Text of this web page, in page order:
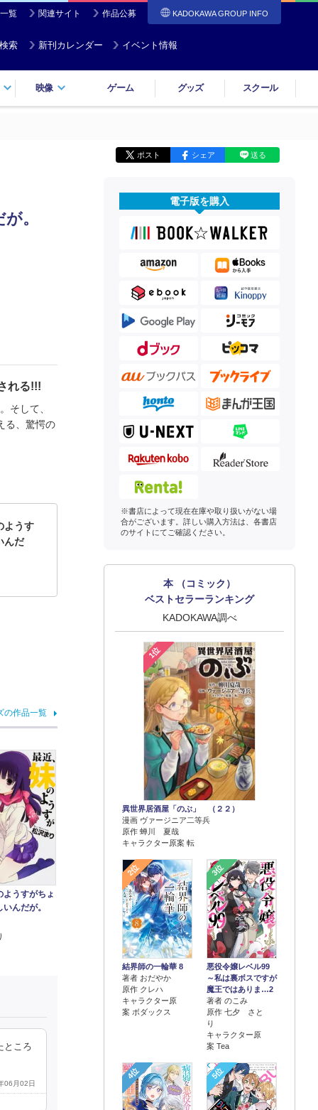
覧 関連サイト 作品公募 KADOKAWA GROUP INFO
索 新刊カレンダー イベント情報
映像 ゲーム グッズ スクール
ポスト シェア 送る
。
れる!!!
そして、
る、驚愕の
ようす
んだ
の作品一覧
ようすがちょ
いんだが。
ところ
06月02日
電子版を購入
※書店によって現在在庫や取り扱いがない場
合がございます。詳しい購入方法は、各書店
のサイトにてご確認ください。
本 （コミック）
ベストセラーランキング
KADOKAWA調べ
1位
異世界居酒屋「のぶ」 （２２）
漫画 ヴァージニア二等兵
原作 蝉川 夏哉
キャラクター原案 転
2位
結界師の一輪華 8
著者 おだやか
原作 クレハ
キャラクター原
案 ボダックス
3位
悪役令嬢レベル99
～私は裏ボスですが
魔王ではありま…2
著者 のこみ
原作 七夕 さと
り
キャラクター原
案 Tea
4位 5位